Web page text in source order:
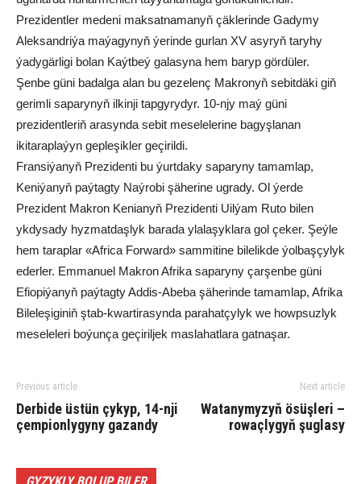
Prezidentler medeni maksatnamanyň çäklerinde Gadymy
Aleksandriýa maýagynyň ýerinde gurlan XV asyryň taryhy
ýadygärligi bolan Kaýtbeý galasyna hem baryp gördüler.
Şenbe güni badalga alan bu gezelenç Makronyň sebitdäki giň
gerimli saparynyň ilkinji tapgyrydyr. 10-njy maý güni
prezidentleriň arasynda sebit meselelerine bagyşlanan
ikitaraplaýyn gepleşikler geçirildi.
Fransiýanyň Prezidenti bu ýurtdaky saparyny tamamlap,
Keniýanyň paýtagty Naýrobi şäherine ugrady. Ol ýerde
Prezident Makron Kenianyň Prezidenti Uilýam Ruto bilen
ykdysady hyzmatdaşlyk barada ylalaşyklara gol çeker. Şeýle
hem taraplar «Africa Forward» sammitine bilelikde ýolbaşçylyk
ederler. Emmanuel Makron Afrika saparyny çarşenbe güni
Efiopiýanyň paýtagty Addis-Abeba şäherinde tamamlap, Afrika
Bileleşiginiň ştab-kwartirasynda parahatçylyk we howpsuzlyk
meseleleri boýunça geçiriljek maslahatlara gatnaşar.
Previous article
Derbide üstün çykyp, 14-nji
çempionlygyny gazandy
Next article
Watanymyzyň ösüşleri –
rowaçlygyň şuglasy